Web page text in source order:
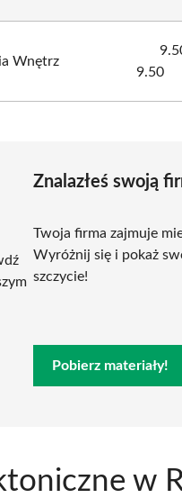
Wnętrz
9.50
Znalazłeś swoją
Twoja firma zajmuje
Wyróżnij się i pokaż
szczycie!
Pobierz materiały!
w